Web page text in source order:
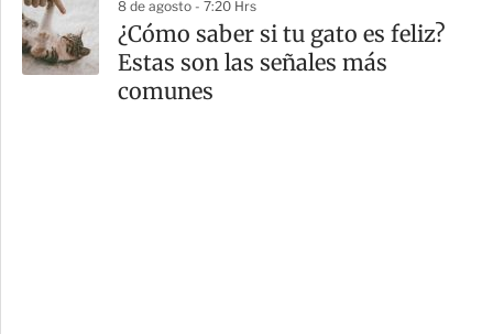
8 de agosto - 7:20 Hrs
¿Cómo saber si tu gato es feliz?
Estas son las señales más
comunes